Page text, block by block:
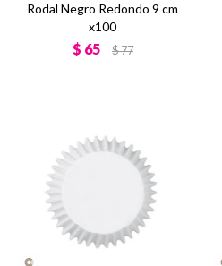
Rodal Negro Redondo 9 cm
x100
$ 65 $77